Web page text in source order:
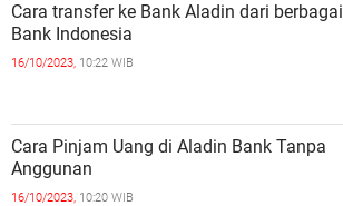
Cara transfer ke Bank Aladin dari berbagai
Bank Indonesia
16/10/2023, 10:22 WIB
Cara Pinjam Uang di Aladin Bank Tanpa
Anggunan
16/10/2023, 10:20 WIB